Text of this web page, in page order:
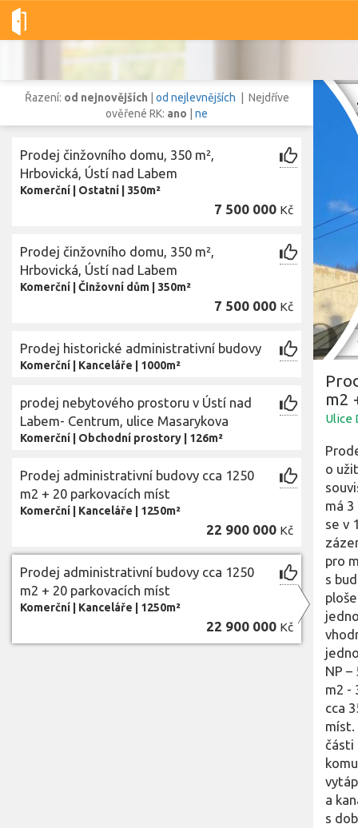
Dobré-nemovitosti.cz obec Ústí nad Labem, okres Ústí nad
Vše
okres Ústí nad Labem, Ústecký kraj
Cena
Řazení: od nejnovějších od nejlevnějších | Nejdříve
ověřené RK: ano ne
Prodej činžovního domu, 350 m²,
Hrbovická, Ústí nad Labem
Komerční Ostatní 350m²
7 500 000 Kč
Prodej činžovního domu, 350 m²,
Hrbovická, Ústí nad Labem
Komerční Činžovní dům 350m²
7 500 000 Kč
Prodej historické administrativní budovy
Komerční Kanceláře 1000m²
prodej nebytového prostoru v Ústí nad
Labem- Centrum, ulice Masarykova
Komerční Obchodní prostory 126m²
Prodej administrativní budovy cca 1250
m2 + 20 parkovacích míst
Komerční Kanceláře 1250m²
22 900 000 Kč
Prodej administrativní budovy cca 1250
m2 + 20 parkovacích míst
Komerční Kanceláře 1250m²
22 900 000 Kč
m2
Ulice
o
má
se v
pro
s
NP
m2 -
cca
míst.
části
a
s